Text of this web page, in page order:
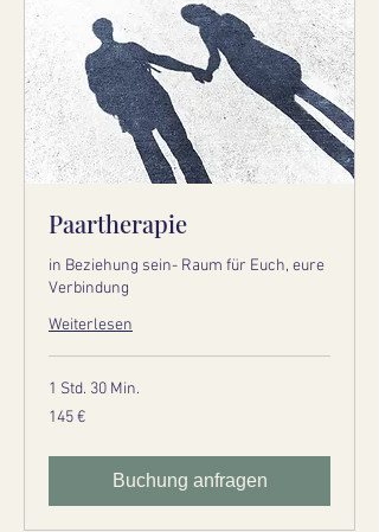
Paartherapie
in Beziehung sein- Raum für Euch, eure
Verbindung
Weiterlesen
1 Std. 30 Min.
145
Euro
145 €
Buchung anfragen